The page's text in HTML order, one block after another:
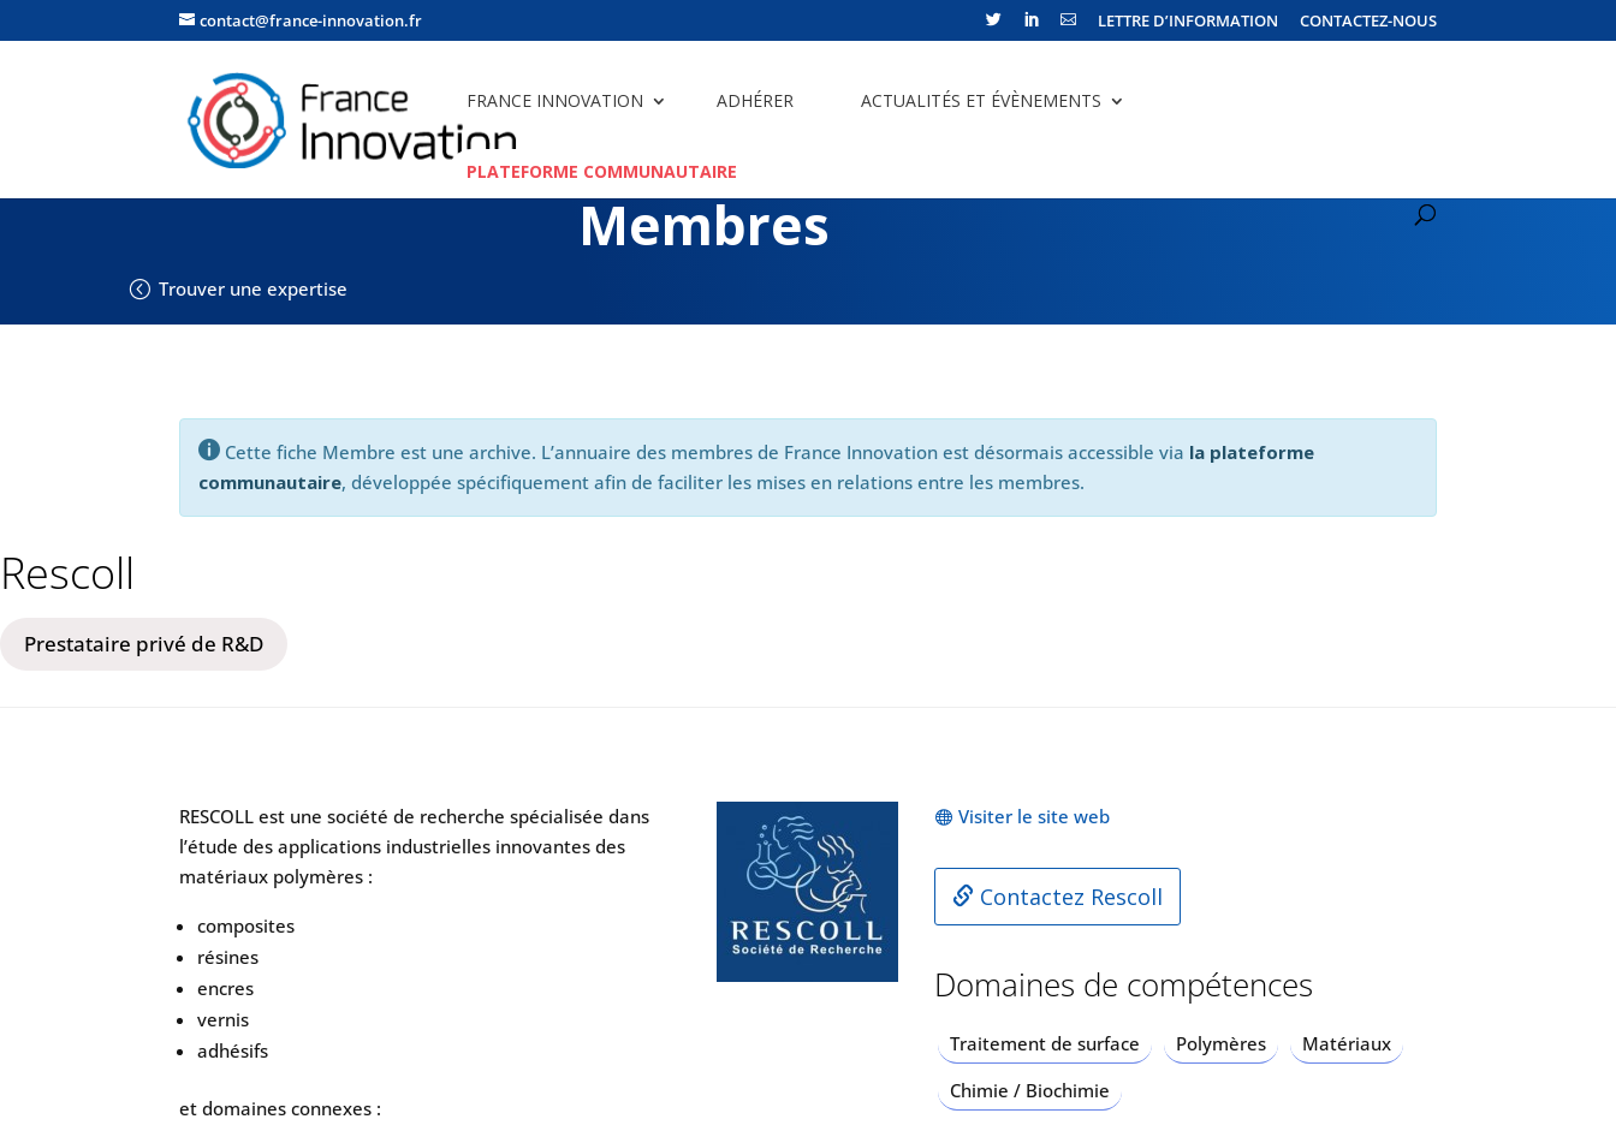
contact@france-innovation.fr    LETTRE D’INFORMATION CONTACTEZ-NOUS
FRANCE INNOVATION ADHÉRER ACTUALITÉS ET ÉVÈNEMENTS
PLATEFORME COMMUNAUTAIRE
Membres
Trouver une expertise
 Cette fiche Membre est une archive. L’annuaire des membres de France Innovation est désormais accessible via la plateforme
communautaire, développée spécifiquement afin de faciliter les mises en relations entre les membres.
Rescoll
Prestataire privé de R&D
RESCOLL est une société de recherche spécialisée dans
l’étude des applications industrielles innovantes des
matériaux polymères :
composites
résines
encres
vernis
adhésifs
et domaines connexes :
Visiter le site web
Contactez Rescoll
Domaines de compétences
Traitement de surface Polymères
Matériaux
Chimie / Biochimie